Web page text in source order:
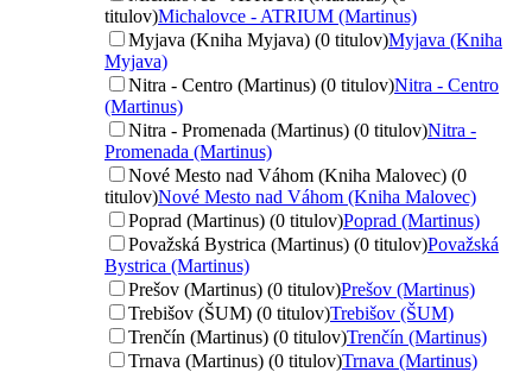
titulov)Michalovce - ATRIUM (Martinus)
Myjava (Kniha Myjava) (0 titulov)Myjava (Kniha
Myjava)
Nitra - Centro (Martinus) (0 titulov)Nitra - Centro
(Martinus)
Nitra - Promenada (Martinus) (0 titulov)Nitra -
Promenada (Martinus)
Nové Mesto nad Váhom (Kniha Malovec) (0
titulov)Nové Mesto nad Váhom (Kniha Malovec)
Poprad (Martinus) (0 titulov)Poprad (Martinus)
Považská Bystrica (Martinus) (0 titulov)Považská
Bystrica (Martinus)
Prešov (Martinus) (0 titulov)Prešov (Martinus)
Trebišov (ŠUM) (0 titulov)Trebišov (ŠUM)
Trenčín (Martinus) (0 titulov)Trenčín (Martinus)
Trnava (Martinus) (0 titulov)Trnava (Martinus)